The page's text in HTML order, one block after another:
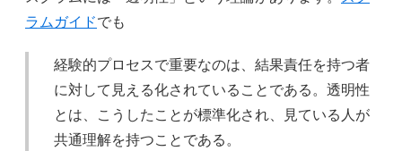
ラムガイドでも
経験的プロセスで重要なのは、結果責任を持つ者
に対して見える化されていることである。透明性
とは、こうしたことが標準化され、見ている人が
共通理解を持つことである。